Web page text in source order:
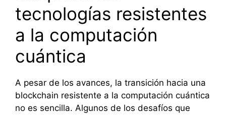
tecnologías resistentes
a la computación
cuántica
A pesar de los avances, la transición hacia una
blockchain resistente a la computación cuántica
no es sencilla. Algunos de los desafíos que